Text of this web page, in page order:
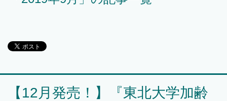
【12月発売！】『東北大学加齢